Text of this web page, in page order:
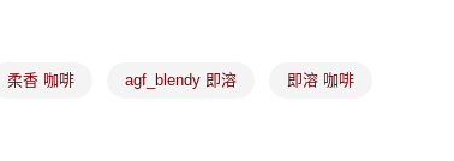
4.訂單成立30
全家取貨付款
柔香 咖啡 agf_blendy 即溶 即溶 咖啡